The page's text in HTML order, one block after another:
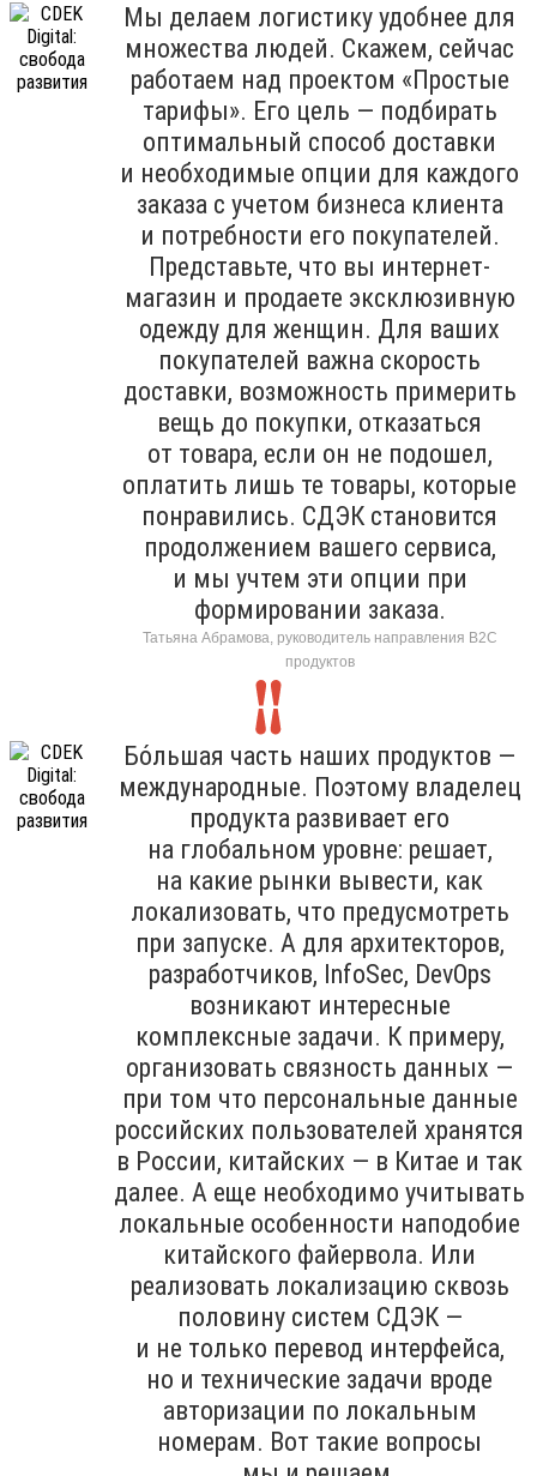
Мы делаем логистику удобнее для
множества людей. Скажем, сейчас
работаем над проектом «Простые
тарифы». Его цель — подбирать
оптимальный способ доставки
и необходимые опции для каждого
заказа с учетом бизнеса клиента
и потребности его покупателей.
Представьте, что вы интернет-
магазин и продаете эксклюзивную
одежду для женщин. Для ваших
покупателей важна скорость
доставки, возможность примерить
вещь до покупки, отказаться
от товара, если он не подошел,
оплатить лишь те товары, которые
понравились. СДЭК становится
продолжением вашего сервиса,
и мы учтем эти опции при
формировании заказа.
Татьяна Абрамова, руководитель направления B2C
продуктов
Бо́льшая часть наших продуктов —
международные. Поэтому владелец
продукта развивает его
на глобальном уровне: решает,
на какие рынки вывести, как
локализовать, что предусмотреть
при запуске. А для архитекторов,
разработчиков, InfoSec, DevOps
возникают интересные
комплексные задачи. К примеру,
организовать связность данных —
при том что персональные данные
российских пользователей хранятся
в России, китайских — в Китае и так
далее. А еще необходимо учитывать
локальные особенности наподобие
китайского файервола. Или
реализовать локализацию сквозь
половину систем СДЭК —
и не только перевод интерфейса,
но и технические задачи вроде
авторизации по локальным
номерам. Вот такие вопросы